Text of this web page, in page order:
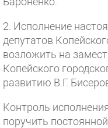
2. Исполнение
депутатов
возложить на
Копейского
развитию В.Г.
Контроль
поручить